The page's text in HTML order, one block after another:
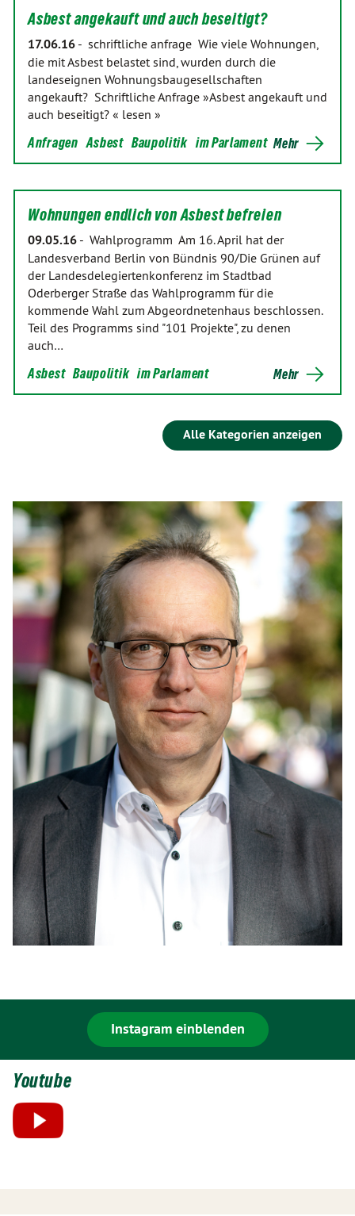
Asbest angekauft und auch beseitigt?
17.06.16 - schriftliche anfrage Wie viele Wohnungen,
die mit Asbest belastet sind, wurden durch die
landeseignen Wohnungsbaugesellschaften
angekauft? Schriftliche Anfrage »Asbest angekauft und
auch beseitigt? « lesen »
Anfragen Asbest Baupolitik im Parlament Mehr
Wohnungen endlich von Asbest befreien
09.05.16 - Wahlprogramm Am 16. April hat der
Landesverband Berlin von Bündnis 90/Die Grünen auf
der Landesdelegiertenkonferenz im Stadtbad
Oderberger Straße das Wahlprogramm für die
kommende Wahl zum Abgeordnetenhaus beschlossen.
Teil des Programms sind "101 Projekte", zu denen
auch…
Asbest Baupolitik im Parlament Mehr
Alle Kategorien anzeigen
Instagram einblenden
Youtube